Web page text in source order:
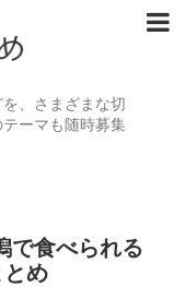
、さまざまな切
ーマも随時募集
で食べられる
め